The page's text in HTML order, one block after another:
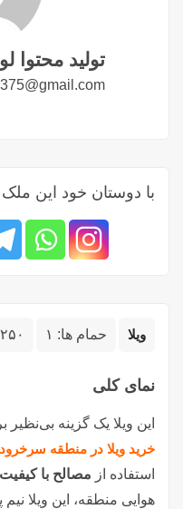
ویلا حمام ها: ۱ ۲۵۰ متر
نمای کلی
این ویلا یک گزینه
خرید ویلا در منطقه سرخرود
استفاده از مصالح با کیفیت
هوایی منطقه، این ویلا نیم
تولید محتوا
با دوستان خود این ملک